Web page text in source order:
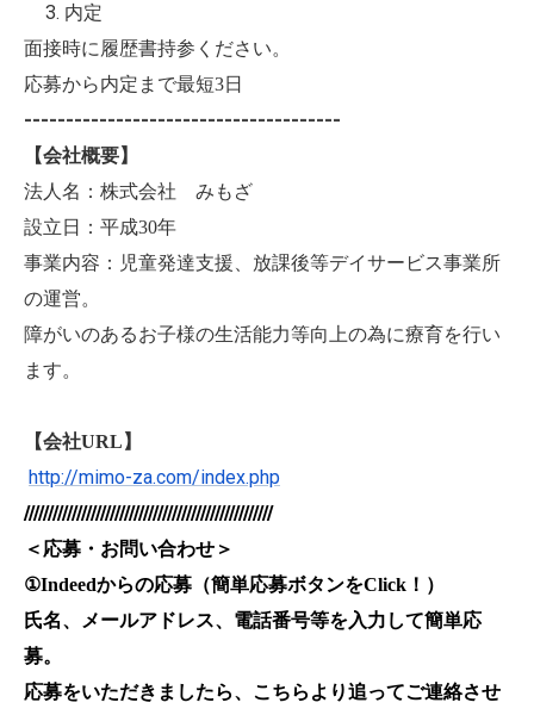
内定
面接時に履歴書持参ください。
応募から内定まで最短3日
--------------------------------------
【会社概要】
法人名：株式会社 みもざ
設立日：平成30年
事業内容：児童発達支援、放課後等デイサービス事業所
の運営。
障がいのあるお子様の生活能力等向上の為に療育を行い
ます。
【会社URL】
http://mimo-za.com/index.php
////////////////////////////////////////////////////
＜応募・お問い合わせ＞
①Indeedからの応募（簡単応募ボタンをClick！）
氏名、メールアドレス、電話番号等を入力して簡単応
募。
応募をいただきましたら、こちらより追ってご連絡させ